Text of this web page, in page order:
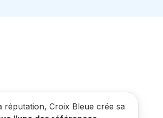
réputation, Croix Bleue crée sa